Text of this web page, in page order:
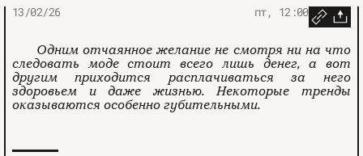
13/02/26 пт, 12:00
Одним отчаянное желание не смотря ни на что
следовать моде стоит всего лишь денег, а вот
другим приходится расплачиваться за него
здоровьем и даже жизнью. Некоторые тренды
оказываются особенно губительными.